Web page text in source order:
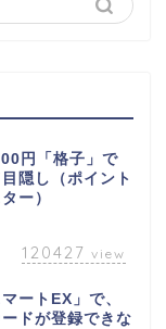
円「格子」で
隠し（ポイント
ー）
120427 view
ートEX」で、
ードが登録できな